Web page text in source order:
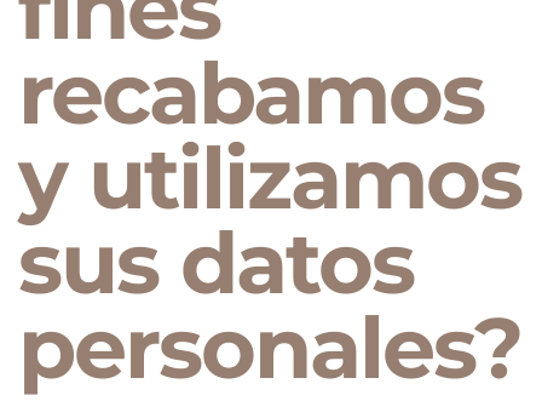
recabamos
y utilizamos
sus datos
personales?​